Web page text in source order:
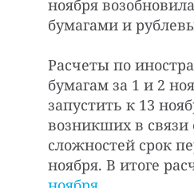
ноября
бумагами и
Расчеты по
бумагам за 1 и 2
запустить к 13
возникших в
сложностей срок
ноября. В итоге